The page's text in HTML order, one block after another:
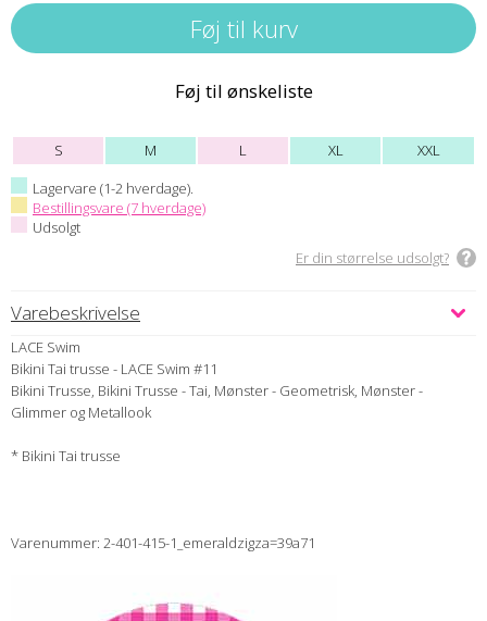
Føj til ønskeliste
S M L XL
XXL
Lagervare (1-2 hverdage).
Bestillingsvare (7 hverdage)
Udsolgt
Er din størrelse udsolgt?
Varebeskrivelse
LACE Swim
Bikini Tai trusse - LACE Swim #11
Bikini Trusse, Bikini Trusse - Tai, Mønster - Geometrisk, Mønster -
Glimmer og Metallook
* Bikini Tai trusse
Varenummer: 2-401-415-1_emeraldzigza=39a71